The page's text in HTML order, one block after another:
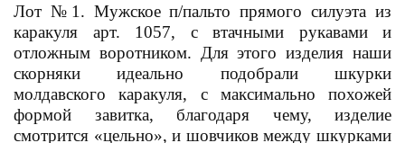
Лот №1. Мужское п/пальто прямого силуэта из
каракуля арт. 1057, с втачными рукавами и
отложным воротником. Для этого изделия наши
скорняки идеально подобрали шкурки
молдавского каракуля, с максимально похожей
формой завитка, благодаря чему, изделие
смотрится «цельно», и шовчиков между шкурками